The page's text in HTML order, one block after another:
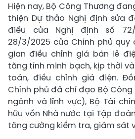
Hiện nay, Bộ Công Thương
thiện Dự thảo Nghị định sửa
điều của Nghị định số 72/
28/3/2025 của Chính phủ quy
gian điều chỉnh giá bán lẻ
tăng tính minh bạch, kịp thời
toán, điều chỉnh giá điện.
Chính phủ đã chỉ đạo Bộ
ngành và lĩnh vực), Bộ Tài
hữu vốn Nhà nước tại Tập
tăng cường kiểm tra, giám sát